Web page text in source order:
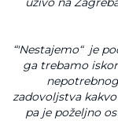
“'Nestajemo“ je
ga trebamo
zadovoljstva
pa je poželjno